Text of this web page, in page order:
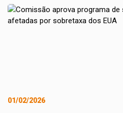
01/02/2026